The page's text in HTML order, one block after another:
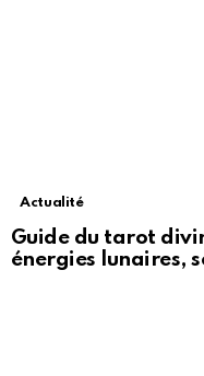
Actualité
Guide du tarot
énergies lunaires,